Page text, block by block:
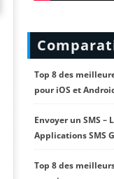
Top 8 des
pour iOS et
Envoyer un SMS –
Applications SMS
Top 8 des